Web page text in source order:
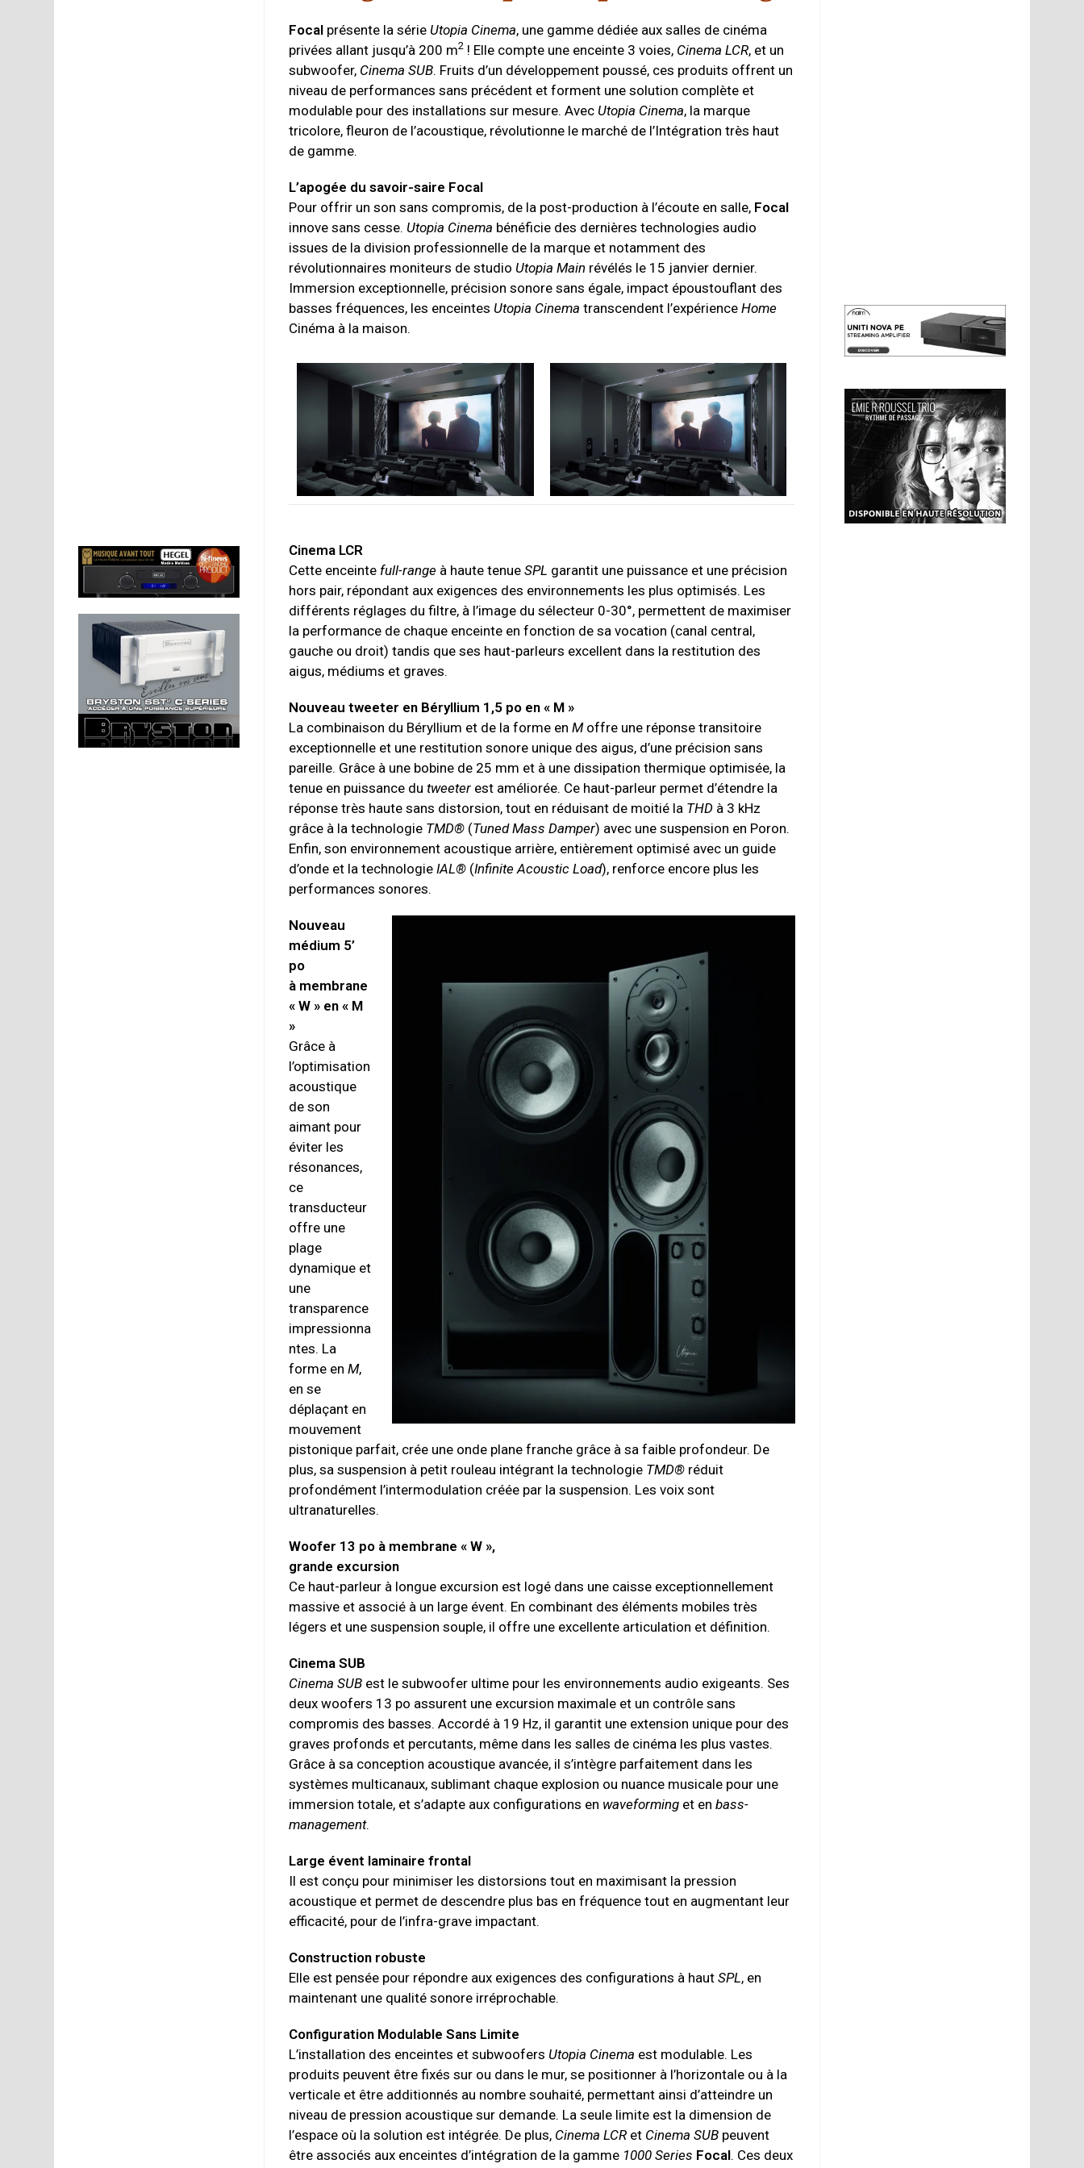
Focal présente la série Utopia Cinema, une gamme dédiée aux salles de cinéma
privées allant jusqu’à 200 m2 ! Elle compte une enceinte 3 voies, Cinema LCR, et un
subwoofer, Cinema SUB. Fruits d’un développement poussé, ces produits offrent un
niveau de performances sans précédent et forment une solution complète et
modulable pour des installations sur mesure. Avec Utopia Cinema, la marque
tricolore, fleuron de l’acoustique, révolutionne le marché de l’Intégration très haut
de gamme.
L’apogée du savoir-saire Focal
Pour offrir un son sans compromis, de la post-production à l’écoute en salle, Focal
innove sans cesse. Utopia Cinema bénéficie des dernières technologies audio
issues de la division professionnelle de la marque et notamment des
révolutionnaires moniteurs de studio Utopia Main révélés le 15 janvier dernier.
Immersion exceptionnelle, précision sonore sans égale, impact époustouflant des
basses fréquences, les enceintes Utopia Cinema transcendent l’expérienceHome
Cinéma à la maison.
Cinema LCR
Cette enceinte full-range à haute tenueSPL garantit une puissance et une précision
hors pair, répondant aux exigences des environnements les plus optimisés. Les
différents réglages du filtre, à l’image du sélecteur 0-30°, permettent de maximiser
la performance de chaque enceinte en fonction de sa vocation (canal central,
gauche ou droit) tandis que ses haut-parleurs excellent dans la restitution des
aigus, médiums et graves.
Nouveau tweeter en Béryllium 1,5 po en « M »
La combinaison du Béryllium et de la forme enMoffre une réponse transitoire
exceptionnelle et une restitution sonore unique des aigus, d’une précision sans
pareille. Grâce à une bobine de 25 mm et à une dissipation thermique optimisée, la
tenue en puissance dutweeter est améliorée. Ce haut-parleur permet d’étendre la
réponse très haute sans distorsion, tout en réduisant de moitié la THD à 3 kHz
grâce à la technologie TMD® (Tuned Mass Damper) avec une suspension en Poron.
Enfin, son environnement acoustique arrière, entièrement optimisé avec un guide
d’onde et la technologieIAL® (Infinite Acoustic Load), renforce encore plus les
performances sonores.
Nouveau
médium 5’
po
à membrane
« W » en « M
»
Grâce à
l’optimisation
acoustique
de son
aimant pour
éviter les
résonances,
ce
transducteur
offre une
plage
dynamique et
une
transparence
impressionna
ntes. La
forme enM,
en se
déplaçant en
mouvement
pistonique parfait, crée une onde plane franche grâce à sa faible profondeur. De
plus, sa suspension à petit rouleau intégrant la technologie TMD® réduit
profondément l’intermodulation créée par la suspension. Les voix sont
ultranaturelles.
Woofer 13 po à membrane « W »,
grande excursion
Ce haut-parleur à longue excursion est logé dans une caisse exceptionnellement
massive et associé à un large évent. En combinant des éléments mobiles très
légers et une suspension souple, il offre une excellente articulation et définition.
Cinema SUB
Cinema SUB est le subwoofer ultime pour les environnements audio exigeants. Ses
deux woofers 13 po assurent une excursion maximale et un contrôle sans
compromis des basses. Accordé à 19 Hz, il garantit une extension unique pour des
graves profonds et percutants, même dans les salles de cinéma les plus vastes.
Grâce à sa conception acoustique avancée, il s’intègre parfaitement dans les
systèmes multicanaux, sublimant chaque explosion ou nuance musicale pour une
immersion totale, et s’adapte aux configurations en waveforming et enbass-
management.
Large évent laminaire frontal
Il est conçu pour minimiser les distorsions tout en maximisant la pression
acoustique et permet de descendre plus bas en fréquence tout en augmentant leur
efficacité, pour de l’infra-grave impactant.
Construction robuste
Elle est pensée pour répondre aux exigences des configurations à hautSPL, en
maintenant une qualité sonore irréprochable.
Configuration Modulable Sans Limite
L’installation des enceintes et subwoofers Utopia Cinema est modulable. Les
produits peuvent être fixés sur ou dans le mur, se positionner à l’horizontale ou à la
verticale et être additionnés au nombre souhaité, permettant ainsi d’atteindre un
niveau de pression acoustique sur demande. La seule limite est la dimension de
l’espace où la solution est intégrée. De plus, Cinema LCR et Cinema SUB peuvent
être associés aux enceintes d’intégration de la gamme 1000 Series Focal. Ces deux